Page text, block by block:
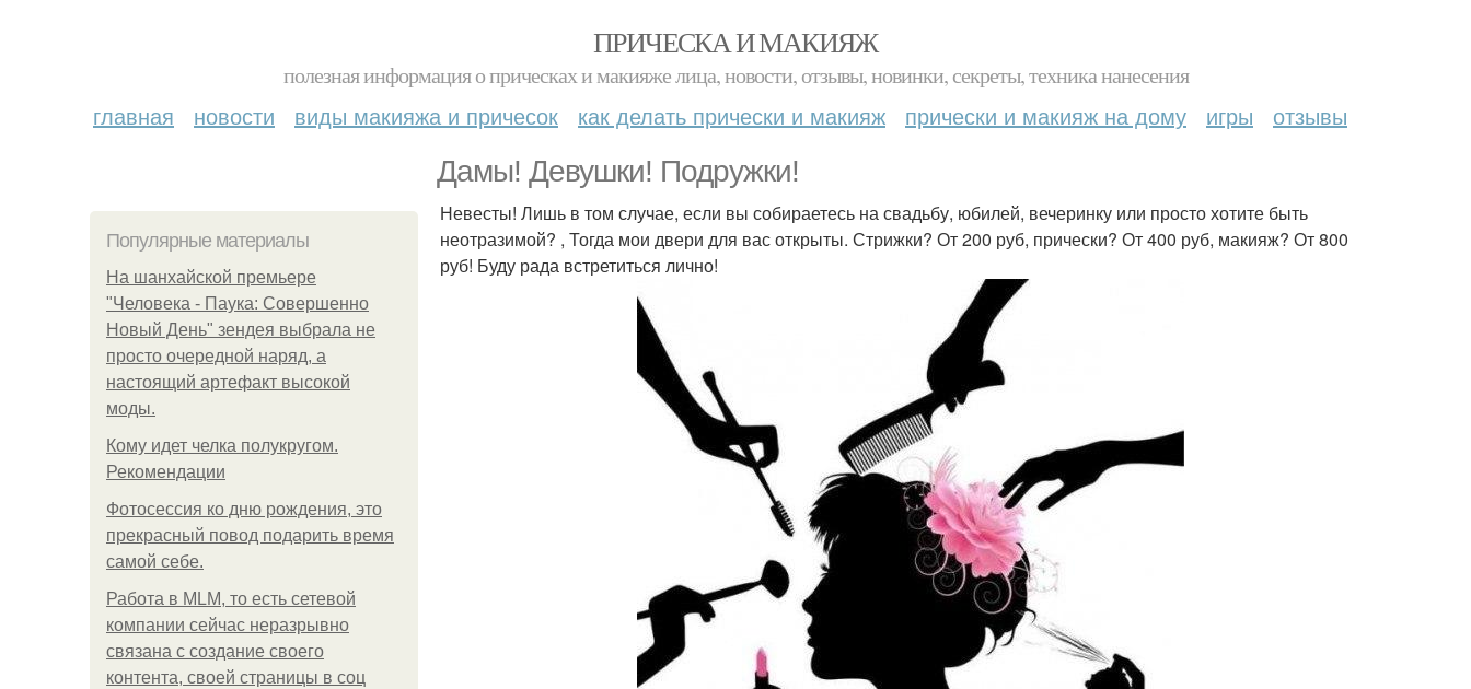
ПРИЧЕСКА И МАКИЯЖ
полезная информация о прическах и макияже лица, новости, отзывы, новинки, секреты, техника нанесения
главная новости виды макияжа и причесок как делать прически и макияж прически и макияж на дому игры отзывы
Дамы! Девушки! Подружки!
Популярные материалы
На шанхайской премьере
"Человека - Паука: Совершенно
Новый День" зендея выбрала не
просто очередной наряд, а
настоящий артефакт высокой
моды.
Кому идет челка полукругом.
Рекомендации
Фотосессия ко дню рождения, это
прекрасный повод подарить время
самой себе.
Работа в MLM, то есть сетевой
компании сейчас неразрывно
связана с создание своего
контента, своей страницы в соц
Невесты! Лишь в том случае, если вы собираетесь на свадьбу, юбилей, вечеринку или просто хотите быть
неотразимой? , Тогда мои двери для вас открыты. Стрижки? От 200 руб, прически? От 400 руб, макияж? От 800
руб! Буду рада встретиться лично!